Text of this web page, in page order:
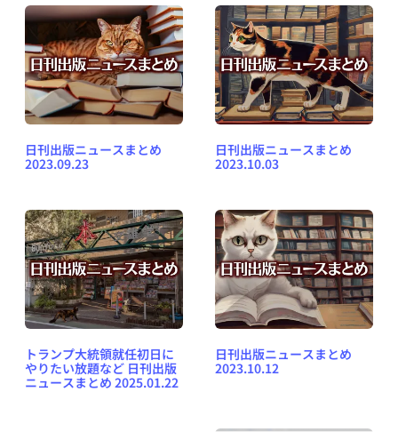
日刊出版ニュースまとめ
2023.09.23
日刊出版ニュースまとめ
2023.10.03
トランプ大統領就任初日に
やりたい放題など 日刊出版
ニュースまとめ 2025.01.22
日刊出版ニュースまとめ
2023.10.12